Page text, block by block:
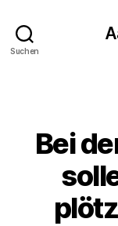
Suchen
Bei